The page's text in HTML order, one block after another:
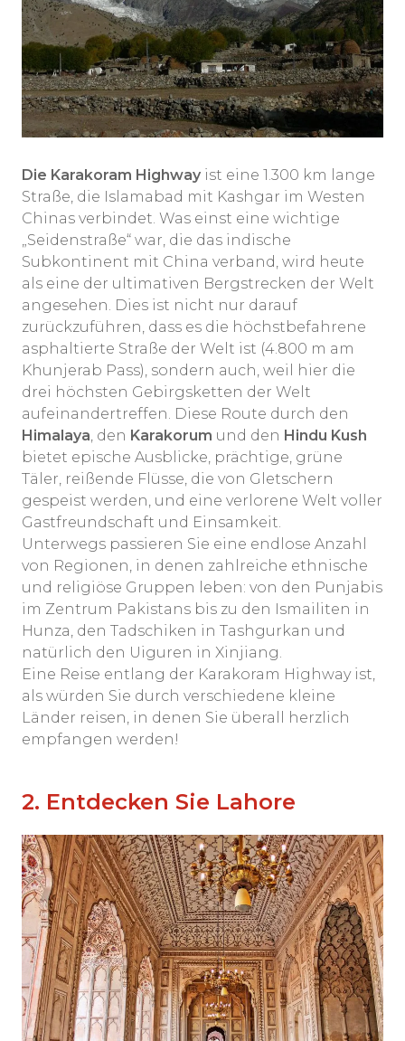
Die Karakoram Highway ist eine 1.300 km lange
Straße, die Islamabad mit Kashgar im Westen
Chinas verbindet. Was einst eine wichtige
„Seidenstraße“ war, die das indische
Subkontinent mit China verband, wird heute
als eine der ultimativen Bergstrecken der Welt
angesehen. Dies ist nicht nur darauf
zurückzuführen, dass es die höchstbefahrene
asphaltierte Straße der Welt ist (4.800 m am
Khunjerab Pass), sondern auch, weil hier die
drei höchsten Gebirgsketten der Welt
aufeinandertreffen. Diese Route durch den
Himalaya, den Karakorum und den Hindu Kush
bietet epische Ausblicke, prächtige, grüne
Täler, reißende Flüsse, die von Gletschern
gespeist werden, und eine verlorene Welt voller
Gastfreundschaft und Einsamkeit.
Unterwegs passieren Sie eine endlose Anzahl
von Regionen, in denen zahlreiche ethnische
und religiöse Gruppen leben: von den Punjabis
im Zentrum Pakistans bis zu den Ismailiten in
Hunza, den Tadschiken in Tashgurkan und
natürlich den Uiguren in Xinjiang.
Eine Reise entlang der Karakoram Highway ist,
als würden Sie durch verschiedene kleine
Länder reisen, in denen Sie überall herzlich
empfangen werden!
2. Entdecken Sie Lahore